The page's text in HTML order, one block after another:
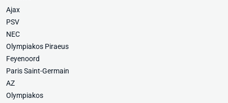
Ajax
PSV
NEC
Olympiakos Piraeus
Feyenoord
Paris Saint-Germain
AZ
Olympiakos